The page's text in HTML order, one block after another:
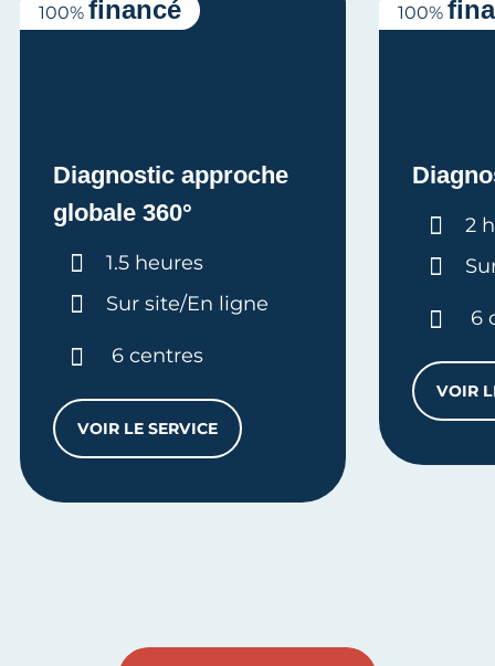
Diagnostic approche
globale 360°
Durée :
1.5 heures
Sur site/En ligne
6 centres
VOIR LE SERVICEDIAGNOSTIC APPROCHE GLOBALE 360°
100% financé
2
6
VOIR
100%